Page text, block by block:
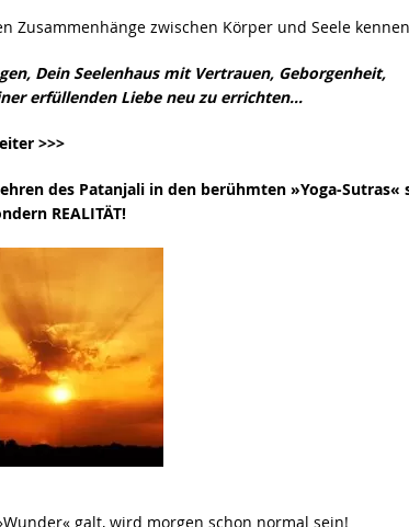
Zusammenhänge zwischen Körper und Seele
Dein Seelenhaus mit Vertrauen, Geborgenheit,
erfüllenden Liebe neu zu errichten…
>>>
des Patanjali in den berühmten »Yoga-Sutras«
REALITÄT!
galt, wird morgen schon normal sein!